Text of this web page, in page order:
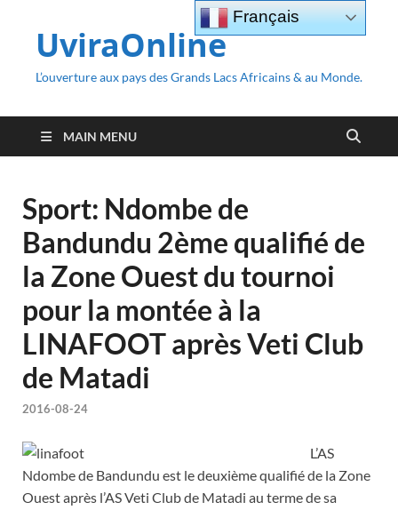
UviraOnline
L’ouverture aux pays des Grands Lacs Africains & au Monde.
MAIN MENU
Sport: Ndombe de
Bandundu 2ème qualifié de
la Zone Ouest du tournoi
pour la montée à la
LINAFOOT après Veti Club
de Matadi
2016-08-24
L’AS
Ndombe de Bandundu est le deuxième qualifié de la Zone
Ouest après l’AS Veti Club de Matadi au terme de sa
Français